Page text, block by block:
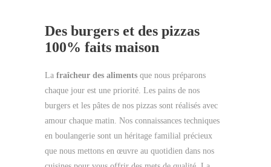
Des burgers et des pizzas
100% faits maison
La fraîcheur des aliments que nous préparons
chaque jour est une priorité. Les pains de nos
burgers et les pâtes de nos pizzas sont réalisés avec
amour chaque matin. Nos connaissances techniques
en boulangerie sont un héritage familial précieux
que nous mettons en œuvre au quotidien dans nos